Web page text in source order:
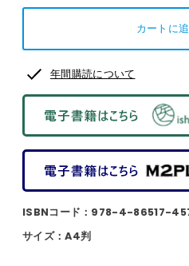
年間購読について
ISBNコード：978-4-86517-
サイズ：A4判